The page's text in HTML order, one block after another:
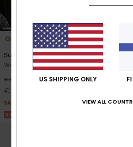
Sunlit Smiles
Women Blue Elasticated Shorts
€ 45,00 55%
€ 20,25
SALE
SALE ON SALE 25% EXTRA
€
SALE
US SHIPPING ONLY
VIEW ALL